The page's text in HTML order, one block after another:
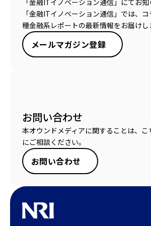
「金融ITイノベーション通信」にてお知
「金融ITイノベーション通信」では、
種金融系レポートの最新情報をお届けし
メールマガジン登録
お問い合わせ
本オウンドメディアに関することは、
にご相談ください。
お問い合わせ